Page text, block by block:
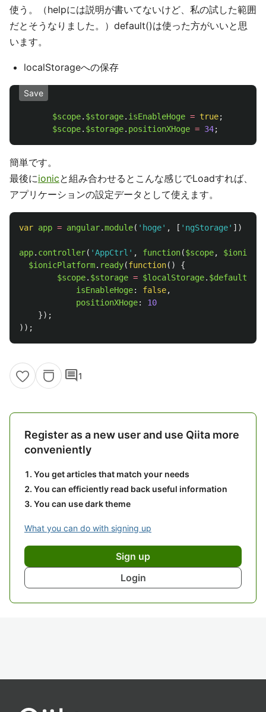
使う。（helpには説明が書いてないけど、私の試した範囲
だとそうなりました。）default()は使った方がいいと思
います。
localStorageへの保存
Save
$scope. $storage. isEnableHoge = true;
$scope. $storage. positionXHoge = 34;
簡単です。
最後にionicと組み合わせるとこんな感じでLoadすれば、
アプリケーションの設定データとして使えます。
var app = angular.module( ' hoge' , [ ' ngStorage' ])
app. controller( 'AppCtrl ' , function($scope,
$ionicPlatform. ready(function()
{
$scope. $storage = $localStorage. $default
isEnableHoge: false,
positionXHoge:
10
});
));
comment1
Register as a new user and use Qiita more
conveniently
You get articles that match your needs
You can efficiently read back useful information
You can use dark theme
What you can do with signing up
Sign up
Login